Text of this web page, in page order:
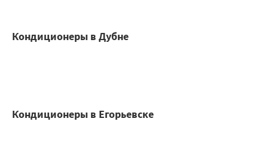
Кондиционеры в Дубне
Кондиционеры в Егорьевске